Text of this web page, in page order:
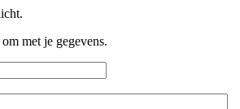
om met je gegevens.